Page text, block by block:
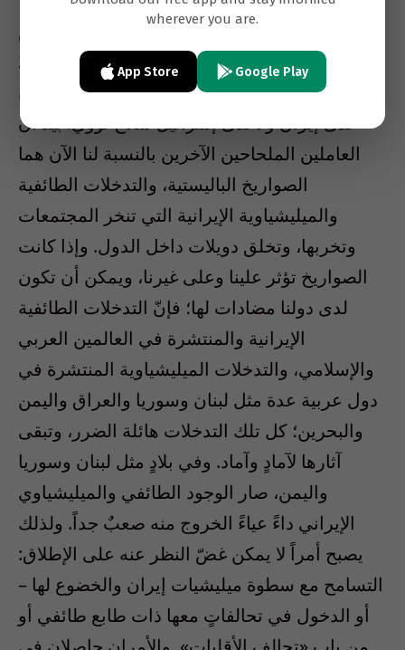
وانتظار نهايتها بذهاب ترمب من السلطة عام
ونحن العرب لنا مصلحة استراتيجية في ألا يكون
لدى إيران ولا لدى إسرائيل سلاح نووي. بيد أنّ
العاملين الملحاحين الآخرين بالنسبة لنا الآن هما
الصواريخ الباليستية، والتدخلات الطائفية
والميليشياوية الإيرانية التي تنخر المجتمعات
وتخربها، وتخلق دويلات داخل الدول. وإذا كانت
الصواريخ تؤثر علينا وعلى غيرنا، ويمكن أن تكون
لدى دولنا مضادات لها؛ فإنّ التدخلات الطائفية
الإيرانية والمنتشرة في العالمين العربي
والإسلامي، والتدخلات الميليشياوية المنتشرة في
دول عربية عدة مثل لبنان وسوريا والعراق واليمن
والبحرين؛ كل تلك التدخلات هائلة الضرر، وتبقى
آثارها لآمادٍ وآماد. وفي بلادٍ مثل لبنان وسوريا
واليمن، صار الوجود الطائفي والميليشياوي
الإيراني داءً عياءً الخروج منه صعبٌ جداً. ولذلك
يصبح أمراً لا يمكن غضّ النظر عنه على الإطلاق:
التسامح مع سطوة ميليشيات إيران والخضوع لها –
أو الدخول في تحالفاتٍ معها ذات طابع طائفي أو
wherever you are.
App Store Google Play